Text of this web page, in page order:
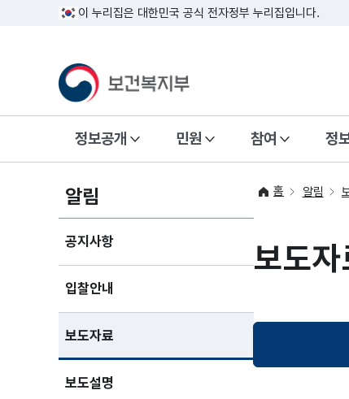
이 누리집은 대한민국 공식 전자정부 누리집입니다.
정보공개 민원 참여 정
알림
공지사항
입찰안내
보도자료
보도설명
홈 알림
보도자